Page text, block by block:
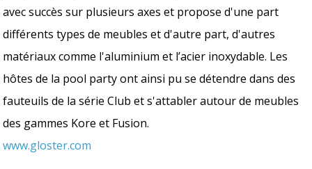
avec succès sur plusieurs axes et propose d'une part
différents types de meubles et d'autre part, d'autres
matériaux comme l'aluminium et l’acier inoxydable. Les
hôtes de la pool party ont ainsi pu se détendre dans des
fauteuils de la série Club et s'attabler autour de meubles
des gammes Kore et Fusion.
www.gloster.com